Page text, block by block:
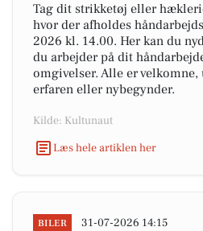
Tag dit strikketøj eller
hvor der afholdes
2026 kl. 14.00. Her kan du
du arbejder på dit
omgivelser. Alle er velkomne,
erfaren eller nybegynder.
Kilde: Kultunaut
Læs hele artiklen her
BILER 31-07-2026 14:15